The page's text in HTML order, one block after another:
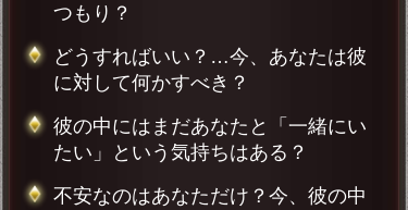
つもり？
どうすればいい？…今、あなたは彼
に対して何かすべき？
彼の中にはまだあなたと「一緒にい
たい」という気持ちはある？
不安なのはあなただけ？今、彼の中